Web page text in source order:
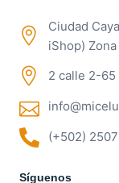
Ciudad
iShop)
2 calle 2-65
(+502)
Síguenos